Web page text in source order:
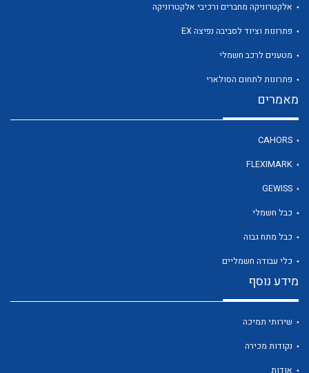
לכל מוצרי היצרן
אלקטרוניקה מחברים ורכיבי אלקטרוניקה
פתרונות וציוד לסביבה נפיצה EX
מטענים לרכב חשמלי
פתרונות לתחום הסולארי
מאמרים
CAHORS
FLEXIMARK
GEWISS
כבל חשמלי
כבל מתח גבוה
כלי עבודה חשמליים
מידע נוסף
שירותי תמיכה
נקודות מכירה
אודות